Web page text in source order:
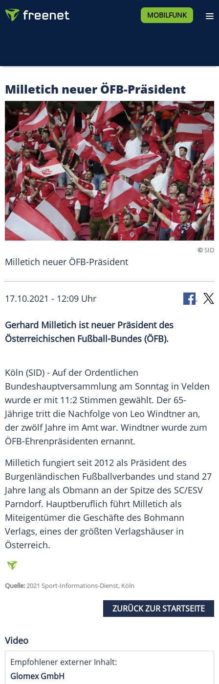
MOBILFUNK
Milletich neuer ÖFB-Präsident
©SID
Milletich neuer ÖFB-Präsident
17.10.2021 - 12:09 Uhr
Gerhard Milletich ist neuer Präsident des
Österreichischen Fußball-Bundes (ÖFB).
Köln (SID) - Auf der Ordentlichen
Bundeshauptversammlung am Sonntag in Velden
wurde er mit 11:2 Stimmen gewählt. Der 65-
Jährige tritt die Nachfolge von Leo Windtner an,
der zwölf Jahre im Amt war. Windtner wurde zum
ÖFB-Ehrenpräsidenten ernannt.
Milletich fungiert seit 2012 als Präsident des
Burgenländischen Fußballverbandes und stand 27
Jahre lang als Obmann an der Spitze des SC/ESV
Parndorf. Hauptberuflich führt Milletich als
Miteigentümer die Geschäfte des Bohmann
Verlags, eines der größten Verlagshäuser in
Österreich.
Quelle:2021 Sport-Informations-Dienst, Köln
ZURÜCK ZUR STARTSEITE
Video
Empfohlener externer Inhalt:
Glomex GmbH